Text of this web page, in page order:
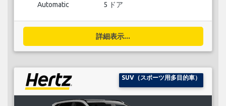
Automatic 5 ドア
詳細表示...
SUV（スポーツ用多目的車）